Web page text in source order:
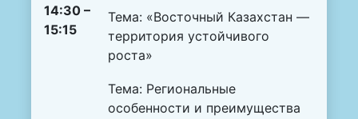
14:30 –
15:15
Тема: «Восточный Казахстан —
территория устойчивого
роста»
Тема: Региональные
особенности и преимущества